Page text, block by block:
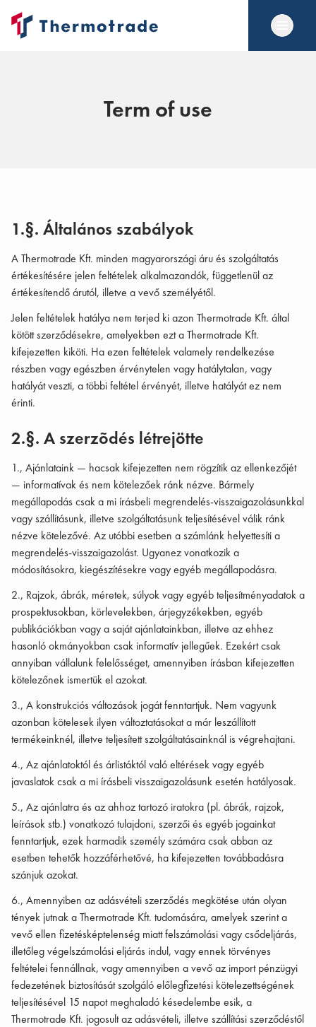
Term of use
1.§. Általános szabályok
A Thermotrade Kft. minden magyarországi áru és szolgáltatás
értékesítésére jelen feltételek alkalmazandók, függetlenül az
értékesítendő árutól, illetve a vevő személyétől.
Jelen feltételek hatálya nem terjed ki azon Thermotrade Kft. által
kötött szerződésekre, amelyekben ezt a Thermotrade Kft.
kifejezetten kiköti. Ha ezen feltételek valamely rendelkezése
részben vagy egészben érvénytelen vagy hatálytalan, vagy
hatályát veszti, a többi feltétel érvényét, illetve hatályát ez nem
érinti.
2.§. A szerzõdés létrejötte
1., Ajánlataink — hacsak kifejezetten nem rögzítik az ellenkezőjét
— informatívak és nem kötelezőek ránk nézve. Bármely
megállapodás csak a mi írásbeli megrendelés-visszaigazolásunkkal
vagy szállításunk, illetve szolgáltatásunk teljesítésével válik ránk
nézve kötelezővé. Az utóbbi esetben a számlánk helyettesíti a
megrendelés-visszaigazolást. Ugyanez vonatkozik a
módosításokra, kiegészítésekre vagy egyéb megállapodásra.
2., Rajzok, ábrák, méretek, súlyok vagy egyéb teljesítményadatok a
prospektusokban, körlevelekben, árjegyzékekben, egyéb
publikációkban vagy a saját ajánlatainkban, illetve az ehhez
hasonló okmányokban csak informatív jellegűek. Ezekért csak
annyiban vállalunk felelősséget, amennyiben írásban kifejezetten
kötelezőnek ismertük el azokat.
3., A konstrukciós változások jogát fenntartjuk. Nem vagyunk
azonban kötelesek ilyen változtatásokat a már leszállított
termékeinknél, illetve teljesített szolgáltatásainknál is végrehajtani.
4., Az ajánlatoktól és árlistáktól való eltérések vagy egyéb
javaslatok csak a mi írásbeli visszaigazolásunk esetén hatályosak.
5., Az ajánlatra és az ahhoz tartozó iratokra (pl. ábrák, rajzok,
leírások stb.) vonatkozó tulajdoni, szerzői és egyéb jogainkat
fenntartjuk, ezek harmadik személy számára csak abban az
esetben tehetők hozzáférhetővé, ha kifejezetten továbbadásra
szánjuk azokat.
6., Amennyiben az adásvételi szerződés megkötése után olyan
tények jutnak a Thermotrade Kft. tudomására, amelyek szerint a
vevő ellen fizetésképtelenség miatt felszámolási vagy csődeljárás,
illetőleg végelszámolási eljárás indul, vagy ennek törvényes
feltételei fennállnak, vagy amennyiben a vevő az import pénzügyi
fedezetének biztosítását szolgáló előlegfizetési kötelezettségének
teljesítésével 15 napot meghaladó késedelembe esik, a
Thermotrade Kft. jogosult az adásvételi, illetve szállítási szerződéstől